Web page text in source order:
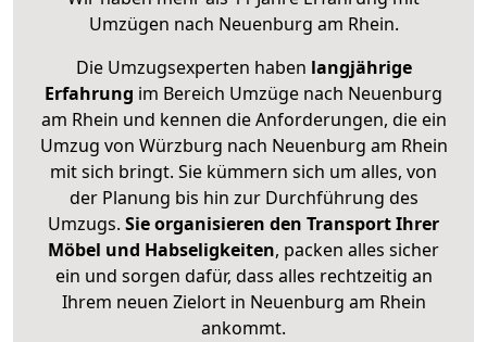
Umzügen nach Neuenburg am Rhein.
Die Umzugsexperten haben langjährige
Erfahrung im Bereich Umzüge nach Neuenburg
am Rhein und kennen die Anforderungen, die ein
Umzug von Würzburg nach Neuenburg am Rhein
mit sich bringt. Sie kümmern sich um alles, von
der Planung bis hin zur Durchführung des
Umzugs. Sie organisieren den Transport Ihrer
Möbel und Habseligkeiten, packen alles sicher
ein und sorgen dafür, dass alles rechtzeitig an
Ihrem neuen Zielort in Neuenburg am Rhein
ankommt.